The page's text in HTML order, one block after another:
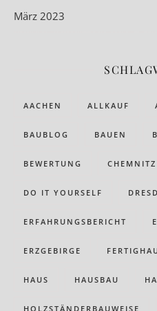
März 2023
AACHEN ALLKAUF
BAUBLOG BAUEN
BEWERTUNG CHEMNITZ
DO IT YOURSELF
ERFAHRUNGSBERICHT
ERZGEBIRGE
HAUS HAUSBAU
HOLZSTÄNDERBAUWEISE